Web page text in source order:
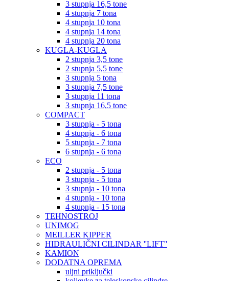
3 stupnja 16,5 tone
4 stupnja 7 tona
4 stupnja 10 tona
4 stupnja 14 tona
4 stupnja 20 tona
KUGLA-KUGLA
2 stupnja 3,5 tone
2 stupnja 5,5 tone
3 stupnja 5 tona
3 stupnja 7,5 tone
3 stupnja 11 tona
3 stupnja 16,5 tone
COMPACT
3 stupnja - 5 tona
4 stupnja - 6 tona
5 stupnja - 7 tona
6 stupnja - 6 tona
ECO
2 stupnja - 5 tona
3 stupnja - 5 tona
3 stupnja - 10 tona
4 stupnja - 10 tona
4 stupnja - 15 tona
TEHNOSTROJ
UNIMOG
MEILLER KIPPER
HIDRAULIČNI CILINDAR ''LIFT''
KAMION
DODATNA OPREMA
uljni priključki